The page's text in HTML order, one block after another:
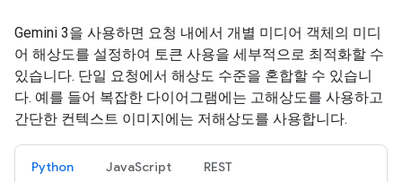
Gemini 3을 사용하면 요청 내에서 개별 미디어 객체의 미디
어 해상도를 설정하여 토큰 사용을 세부적으로 최적화할 수
있습니다. 단일 요청에서 해상도 수준을 혼합할 수 있습니
다. 예를 들어 복잡한 다이어그램에는 고해상도를 사용하고
간단한 컨텍스트 이미지에는 저해상도를 사용합니다.
Python JavaScript REST